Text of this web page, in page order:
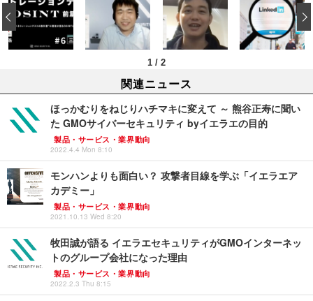
1 / 2
‹
関連ニュース
ほっかむりをねじりハチマキに変えて ～ 熊谷正寿に聞い
た GMOサイバーセキュリティ byイエラエの目的
製品・サービス・業界動向
2022.4.4 Mon 8:10
モンハンよりも面白い？ 攻撃者目線を学ぶ「イエラエア
カデミー」
製品・サービス・業界動向
2021.10.13 Wed 8:20
牧田誠が語る イエラエセキュリティがGMOインターネッ
トのグループ会社になった理由
製品・サービス・業界動向
2022.2.3 Thu 8:15